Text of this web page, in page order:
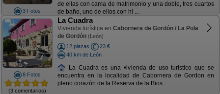
3 Fotos
de ellas con cama de matrimonio y una doble, tres cuartos
de baño, uno de ellos con hi ...
8 Fotos
(3 comentarios)
La Cuadra
Vivienda turística en Cabornera de Gordón / La Pola
de Gordón (León)
12 plazas
23 €
40 km de León
La Cuadra es una vivienda de uso turistico que se
encuentra en la localidad de Cabornera de Gordon en
pleno corazón de la Reserva de la Bios ...